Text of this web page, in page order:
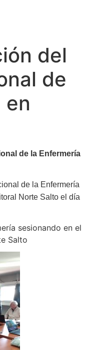
del
de
en
de la Enfermería
de la Enfermería
Norte Salto el día
sesionando en el
Salto